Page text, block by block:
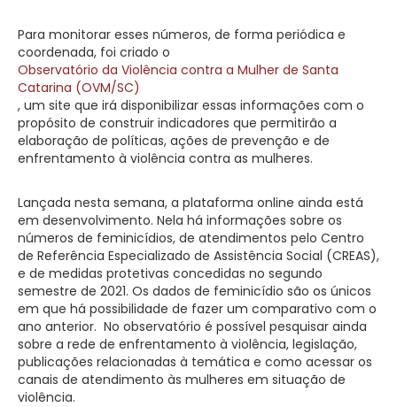
Para monitorar esses números, de forma periódica e
coordenada, foi criado o
Observatório da Violência contra a Mulher de Santa
Catarina (OVM/SC)
, um site que irá disponibilizar essas informações com o
propósito de construir indicadores que permitirão a
elaboração de políticas, ações de prevenção e de
enfrentamento à violência contra as mulheres.
Lançada nesta semana, a plataforma online ainda está
em desenvolvimento. Nela há informações sobre os
números de feminicídios, de atendimentos pelo Centro
de Referência Especializado de Assistência Social (CREAS),
e de medidas protetivas concedidas no segundo
semestre de 2021. Os dados de feminicídio são os únicos
em que há possibilidade de fazer um comparativo com o
ano anterior. No observatório é possível pesquisar ainda
sobre a rede de enfrentamento à violência, legislação,
publicações relacionadas à temática e como acessar os
canais de atendimento às mulheres em situação de
violência.